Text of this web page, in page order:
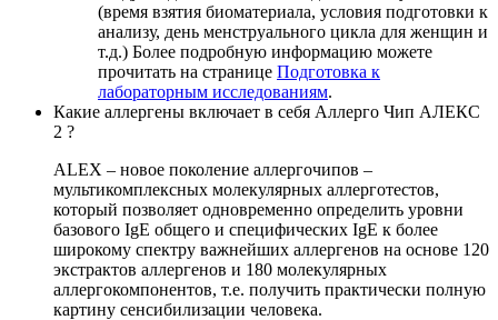
(время взятия биоматериала, условия подготовки к
анализу, день менструального цикла для женщин и
т.д.) Более подробную информацию можете
прочитать на странице Подготовка к
лабораторным исследованиям.
Какие аллергены включает в себя Аллерго Чип АЛЕКС
2 ?
ALEX – новое поколение аллергочипов –
мультикомплексных молекулярных аллерготестов,
который позволяет одновременно определить уровни
базового IgE общего и специфических IgE к более
широкому спектру важнейших аллергенов на основе 120
экстрактов аллергенов и 180 молекулярных
аллергокомпонентов, т.е. получить практически полную
картину сенсибилизации человека.